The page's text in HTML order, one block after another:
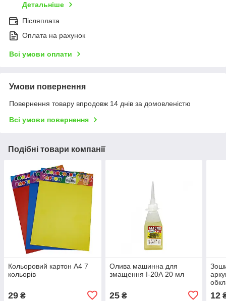
Детальніше
Післяплата
Оплата на рахунок
Всі умови оплати
Умови повернення
Повернення товару впродовж 14 днів за домовленістю
Всі умови повернення
Подібні товари компанії
Кольоровий картон А4 7
кольорів
29 ₴
Олива машинна для
змащення І-20А 20 мл
25₴ 12